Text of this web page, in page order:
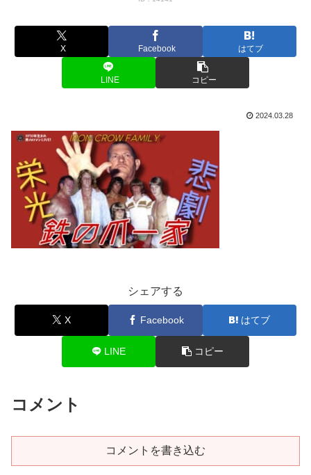
X Facebook はてブ
LINE コピー
2024.03.28
シェアする
X Facebook はてブ
LINE コピー
コメント
コメントを書き込む